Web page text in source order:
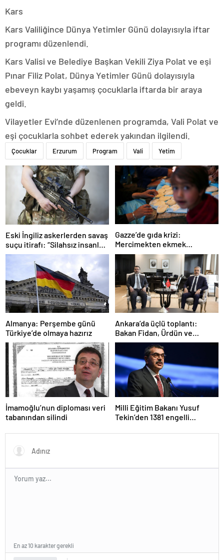
Kars
Kars Valiliğince Dünya Yetimler Günü dolayısıyla iftar
programı düzenlendi.
Kars Valisi ve Belediye Başkan Vekili Ziya Polat ve eşi
Pınar Filiz Polat, Dünya Yetimler Günü dolayısıyla
ebeveyn kaybı yaşamış çocuklarla iftarda bir araya
geldi.
Vilayetler Evi’nde düzenlenen programda, Vali Polat ve
eşi çocuklarla sohbet ederek yakından ilgilendi.
Çocuklar Erzurum Program Vali Yetim
Eski İngiliz askerlerden savaş
suçu itirafı: “Silahsız insanları
uykuda öldürdüler”
Gazze’de gıda krizi:
Mercimekten ekmek
yapıyorlar
Almanya: Perşembe günü
Türkiye’de olmaya hazırız
Ankara’da üçlü toplantı:
Bakan Fidan, Ürdün ve
Suriyeli mevkidaşlarıyla
görüştü
İmamoğlu’nun diploması veri
tabanından silindi
Milli Eğitim Bakanı Yusuf
Tekin’den 1381 engelli
paylaşım
En az 10 karakter gerekli